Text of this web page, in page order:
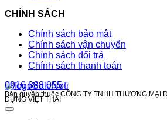
CHÍNH SÁCH
Chính sách bảo mật
Chính sách vận chuyển
Chính sách đổi trả
Chính sách thanh toán
0916 888 055
Bản quyền thuộc CÔNG TY TNHH THƯƠNG MẠI
DỰNG VIỆT THÁI